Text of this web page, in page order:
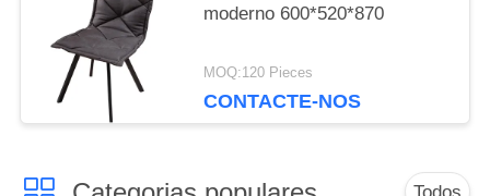
moderno 600*520*870
MOQ:120 Pieces
CONTACTE-NOS